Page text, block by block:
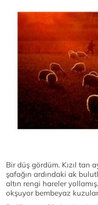
Bir düş gördüm. Kızıl tan
şafağın ardındaki ak
altın rengi hareler
okşuyor bembeyaz